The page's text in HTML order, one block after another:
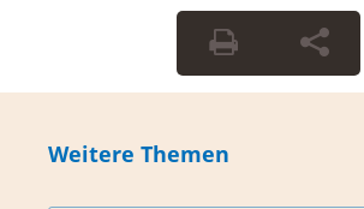
Weitere Themen